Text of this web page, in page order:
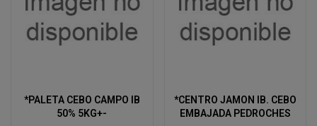
*PALETA CEBO CAMPO IB
50% 5KG+-
*CENTRO JAMON IB. CEBO
EMBAJADA PEDROCHES